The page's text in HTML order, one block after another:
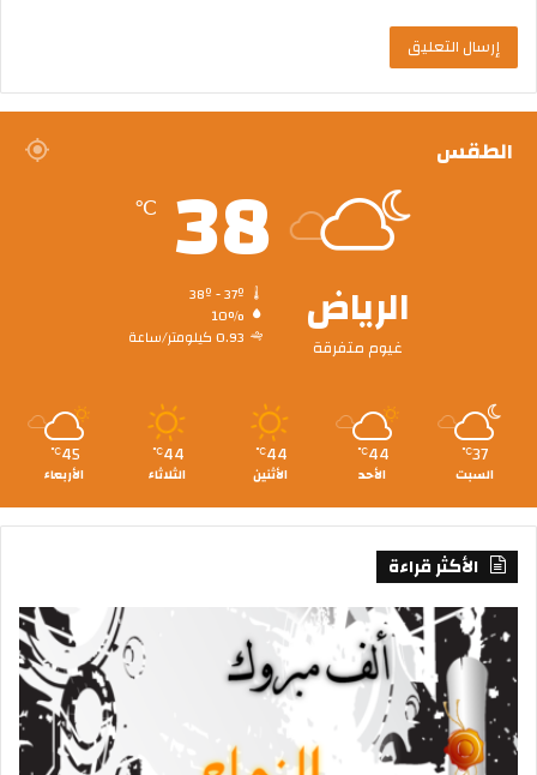
الطقس
الرياض
غيوم متفرقة
38
℃
10%
0.93 كيلومتر/ساعة
37
℃
السبت
44
℃
الأحد
44
℃
الأثنين
44
℃
الثلاثاء
45
℃
الأربعاء
الأكثر قراءة